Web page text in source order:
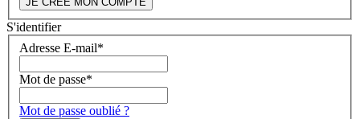
S'identifier
Adresse E-mail*
Mot de passe*
Mot de passe oublié ?